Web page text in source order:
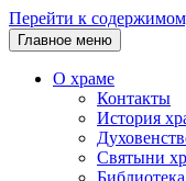
Перейти к
Главное меню
О храме
Контакты
История
Святыни
Библиотека